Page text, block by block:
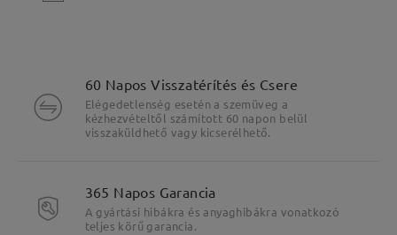
60 Napos Visszatérítés és Csere
Elégedetlenség esetén a szemüveg a
kézhezvételtől számított 60 napon belül
visszaküldhető vagy kicserélhető.
365 Napos Garancia
A gyártási hibákra és anyaghibákra vonatkozó
teljes körű garancia.